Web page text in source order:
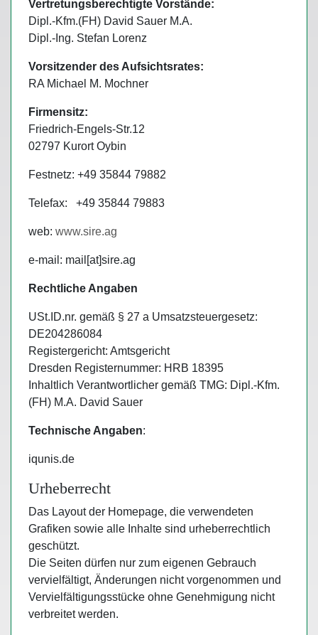
Vertretungsberechtigte Vorstände:
Dipl.-Kfm.(FH) David Sauer M.A.
Dipl.-Ing. Stefan Lorenz
Vorsitzender des Aufsichtsrates:
RA Michael M. Mochner
Firmensitz:
Friedrich-Engels-Str.12
02797 Kurort Oybin
Festnetz: +49 35844 79882
Telefax: +49 35844 79883
web: www.sire.ag
e-mail: mail[at]sire.ag
Rechtliche Angaben
USt.ID.nr. gemäß § 27 a Umsatzsteuergesetz:
DE204286084
Registergericht: Amtsgericht
Dresden Registernummer: HRB 18395
Inhaltlich Verantwortlicher gemäß TMG: Dipl.-Kfm.
(FH) M.A. David Sauer
Technische Angaben:
iqunis.de
Urheberrecht
Das Layout der Homepage, die verwendeten
Grafiken sowie alle Inhalte sind urheberrechtlich
geschützt.
Die Seiten dürfen nur zum eigenen Gebrauch
vervielfältigt, Änderungen nicht vorgenommen und
Vervielfältigungsstücke ohne Genehmigung nicht
verbreitet werden.